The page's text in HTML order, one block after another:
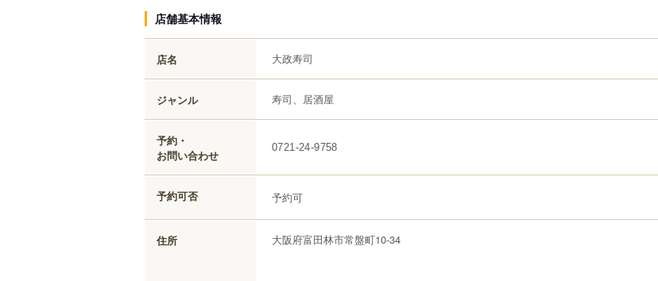
店舗基本情報
店名 大政寿司
ジャンル 寿司、居酒屋
予約・
お問い合わせ
0721-24-9758
予約可否 予約可
住所 大阪府富田林市常盤町10-34